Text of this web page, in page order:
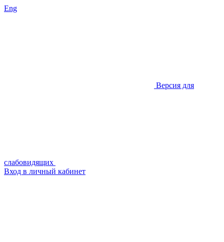
Eng
Версия для
слабовидящих
Вход в личный кабинет